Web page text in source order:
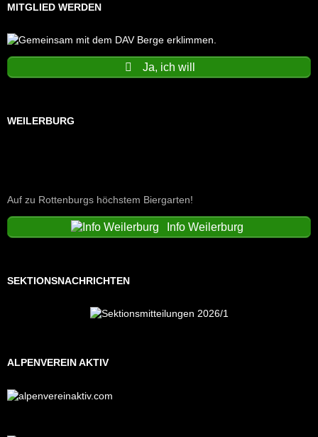
MITGLIED WERDEN
Ja, ich will
WEILERBURG
Auf zu Rottenburgs höchstem Biergarten!
Info Weilerburg
SEKTIONSNACHRICHTEN
ALPENVEREIN AKTIV